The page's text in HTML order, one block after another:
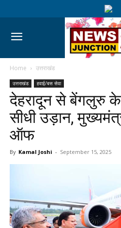
Home उत्तराखंड
उत्तराखंड हवाई/बस सेवा
देहरादून से बेंगलुरु के
सीधी उड़ान,
ऑफ
By Kamal Joshi - September 15, 2025